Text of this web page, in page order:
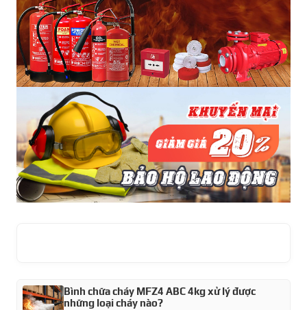
Bình chữa cháy MFZ4 ABC 4kg xử lý được
những loại cháy nào?